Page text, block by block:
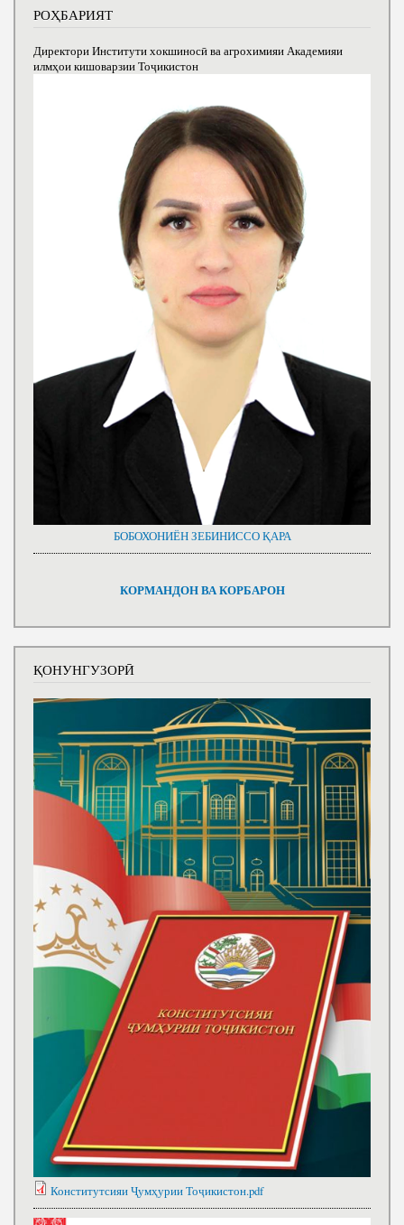
РОҲБАРИЯТ
Директори Институти хокшиносӣ ва агрохимияи Академияи
илмҳои кишоварзии Тоҷикистон
БОБОХОНИЁН ЗЕБИНИССО ҚАРА
КОРМАНДОН ВА КОРБАРОН
ҚОНУНГУЗОРӢ
Конститутсияи Ҷумҳурии Тоҷикистон.pdf